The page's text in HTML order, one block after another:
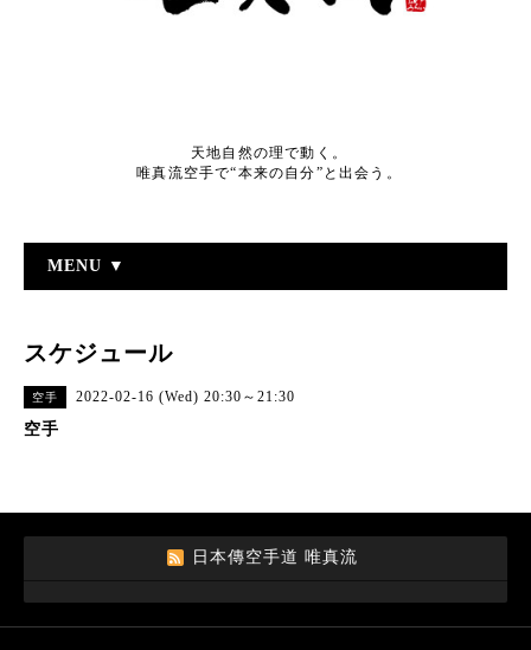
天地自然の理で動く。
唯真流空手で“本来の自分”と出会う。
MENU ▼
スケジュール
空手 2022-02-16 (Wed) 20:30～21:30
空手
日本傳空手道 唯真流